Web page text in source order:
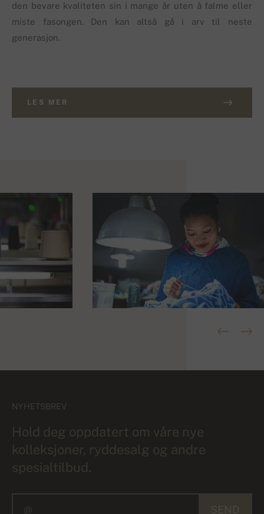
den bevare kvaliteten sin i mange år uten å falme eller
miste fasongen. Den kan altså gå i arv til neste
generasjon.
LES MER
NYHETSBREV
Hold deg oppdatert om våre nye
kolleksjoner, ryddesalg og andre
spesialtilbud.